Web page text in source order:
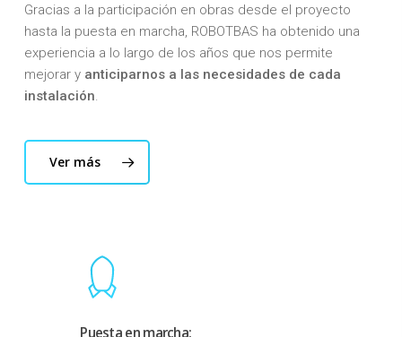
Gracias a la participación en obras desde el proyecto
hasta la puesta en marcha, ROBOTBAS ha obtenido una
experiencia a lo largo de los años que nos permite
mejorar y anticiparnos a las necesidades de cada
instalación.
Ver más
Puesta en marcha: